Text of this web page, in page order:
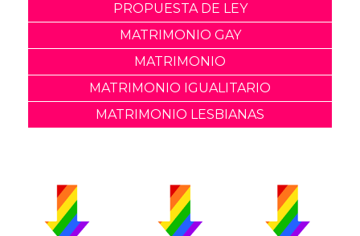
PROPUESTA DE LEY
MATRIMONIO GAY
MATRIMONIO
MATRIMONIO IGUALITARIO
MATRIMONIO LESBIANAS